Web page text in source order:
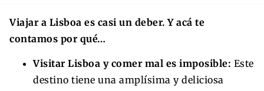
Viajar a Lisboa es casi un deber. Y acá te
contamos por qué…
Visitar Lisboa y comer mal es imposible: Este
destino tiene una amplísima y deliciosa